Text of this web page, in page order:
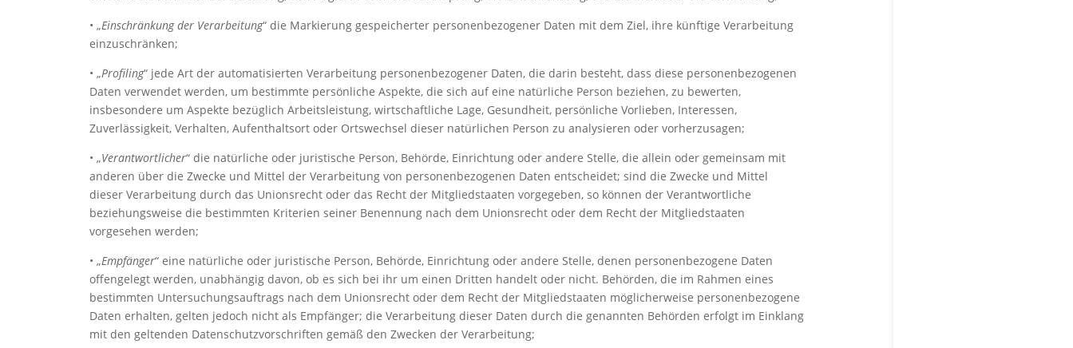
• „Einschränkung der Verarbeitung“ die Markierung gespeicherter personenbezogener Daten mit dem Ziel, ihre künftige Verarbeitung
einzuschränken;
• „Profiling“ jede Art der automatisierten Verarbeitung personenbezogener Daten, die darin besteht, dass diese personenbezogenen
Daten verwendet werden, um bestimmte persönliche Aspekte, die sich auf eine natürliche Person beziehen, zu bewerten,
insbesondere um Aspekte bezüglich Arbeitsleistung, wirtschaftliche Lage, Gesundheit, persönliche Vorlieben, Interessen,
Zuverlässigkeit, Verhalten, Aufenthaltsort oder Ortswechsel dieser natürlichen Person zu analysieren oder vorherzusagen;
• „Verantwortlicher“ die natürliche oder juristische Person, Behörde, Einrichtung oder andere Stelle, die allein oder gemeinsam mit
anderen über die Zwecke und Mittel der Verarbeitung von personenbezogenen Daten entscheidet; sind die Zwecke und Mittel
dieser Verarbeitung durch das Unionsrecht oder das Recht der Mitgliedstaaten vorgegeben, so können der Verantwortliche
beziehungsweise die bestimmten Kriterien seiner Benennung nach dem Unionsrecht oder dem Recht der Mitgliedstaaten
vorgesehen werden;
• „Empfänger“ eine natürliche oder juristische Person, Behörde, Einrichtung oder andere Stelle, denen personenbezogene Daten
offengelegt werden, unabhängig davon, ob es sich bei ihr um einen Dritten handelt oder nicht. Behörden, die im Rahmen eines
bestimmten Untersuchungsauftrags nach dem Unionsrecht oder dem Recht der Mitgliedstaaten möglicherweise personenbezogene
Daten erhalten, gelten jedoch nicht als Empfänger; die Verarbeitung dieser Daten durch die genannten Behörden erfolgt im Einklang
mit den geltenden Datenschutzvorschriften gemäß den Zwecken der Verarbeitung;